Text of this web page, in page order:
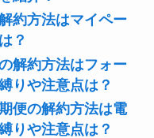
約方法はマイペー
？
解約方法はフォー
りや注意点は？
便の解約方法は電
りや注意点は？